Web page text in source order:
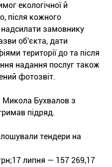
екологічної й
після кожного
замовнику
об'єкта, дати
території до та після
надання послуг також
фотозвіт.
Микола Бухвалов з
підряд.
тендери на
липня — 157 269,17